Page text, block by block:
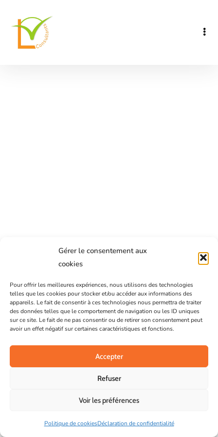
Gérer le consentement aux
cookies
Pour offrir les meilleures expériences, nous utilisons des technologies
telles que les cookies pour stocker et/ou accéder aux informations des
appareils. Le fait de consentir à ces technologies nous permettra de traiter
des données telles que le comportement de navigation ou les ID uniques
sur ce site. Le fait de ne pas consentir ou de retirer son consentement peut
avoir un effet négatif sur certaines caractéristiques et fonctions.
Accepter
Refuser
Voir les préférences
Politique de cookiesDéclaration de confidentialité